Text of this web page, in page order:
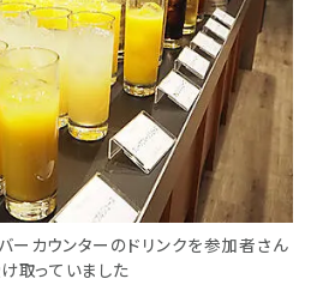
ーカウンターのドリンクを参加者さん
取っていました